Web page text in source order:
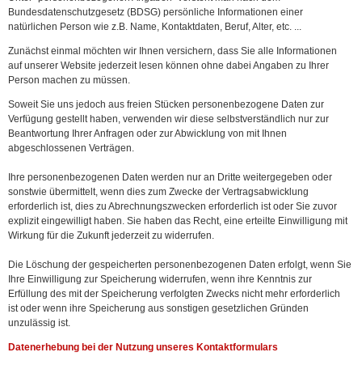
Bundesdatenschutzgesetz (BDSG) persönliche Informationen einer
natürlichen Person wie z.B. Name, Kontaktdaten, Beruf, Alter, etc. ...
Zunächst einmal möchten wir Ihnen versichern, dass Sie alle Informationen
auf unserer Website jederzeit lesen können ohne dabei Angaben zu Ihrer
Person machen zu müssen.
Soweit Sie uns jedoch aus freien Stücken personenbezogene Daten zur
Verfügung gestellt haben, verwenden wir diese selbstverständlich nur zur
Beantwortung Ihrer Anfragen oder zur Abwicklung von mit Ihnen
abgeschlossenen Verträgen.
Ihre personenbezogenen Daten werden nur an Dritte weitergegeben oder
sonstwie übermittelt, wenn dies zum Zwecke der Vertragsabwicklung
erforderlich ist, dies zu Abrechnungszwecken erforderlich ist oder Sie zuvor
explizit eingewilligt haben. Sie haben das Recht, eine erteilte Einwilligung mit
Wirkung für die Zukunft jederzeit zu widerrufen.
Die Löschung der gespeicherten personenbezogenen Daten erfolgt, wenn Sie
Ihre Einwilligung zur Speicherung widerrufen, wenn ihre Kenntnis zur
Erfüllung des mit der Speicherung verfolgten Zwecks nicht mehr erforderlich
ist oder wenn ihre Speicherung aus sonstigen gesetzlichen Gründen
unzulässig ist.
Datenerhebung bei der Nutzung unseres Kontaktformulars